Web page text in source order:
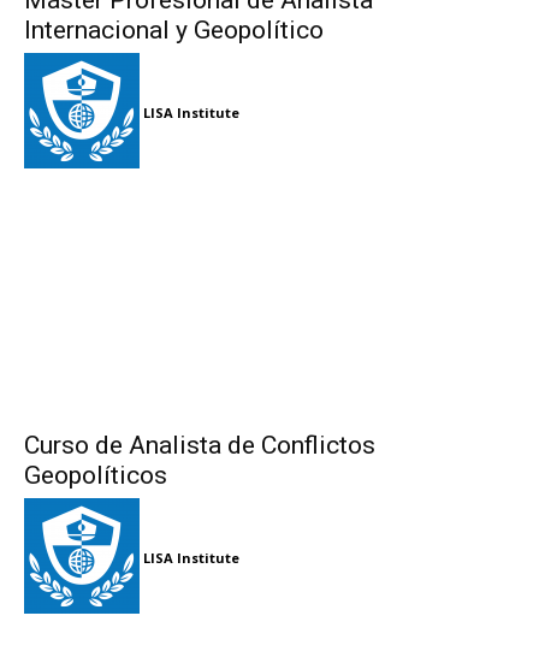
Internacional y Geopolítico
LISA Institute
Curso de Analista de Conflictos
Geopolíticos
LISA Institute